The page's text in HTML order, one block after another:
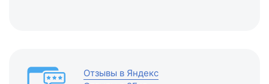
Отзывы в Яндекс